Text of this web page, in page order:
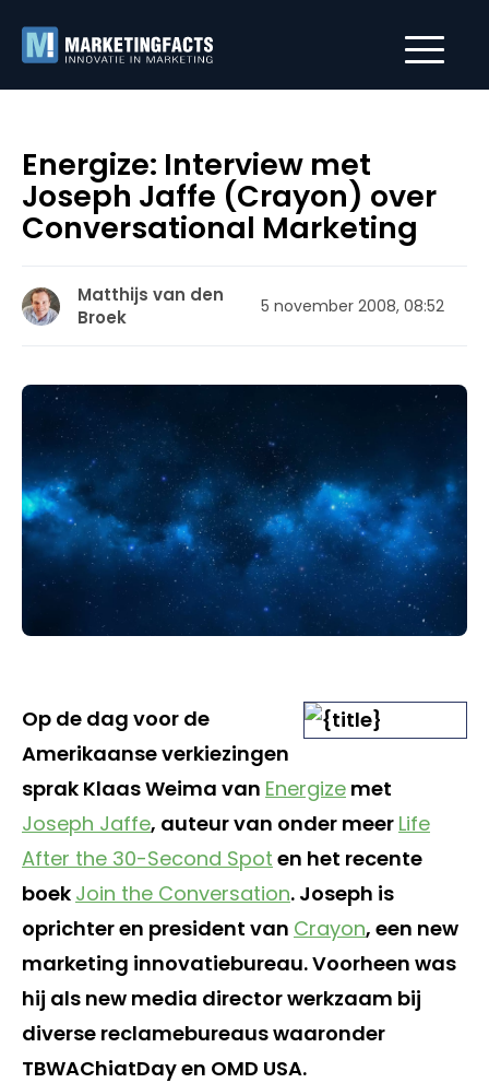
Energize: Interview met
Joseph Jaffe (Crayon) over
Conversational Marketing
Matthijs van den
Broek
5 november 2008, 08:52
Op de dag voor de
Amerikaanse verkiezingen
sprak Klaas Weima van Energize met
Joseph Jaffe, auteur van onder meer Life
After the 30-Second Spot en het recente
boek Join the Conversation. Joseph is
oprichter en president van Crayon, een new
marketing innovatiebureau. Voorheen was
hij als new media director werkzaam bij
diverse reclamebureaus waaronder
TBWAChiatDay en OMD USA.